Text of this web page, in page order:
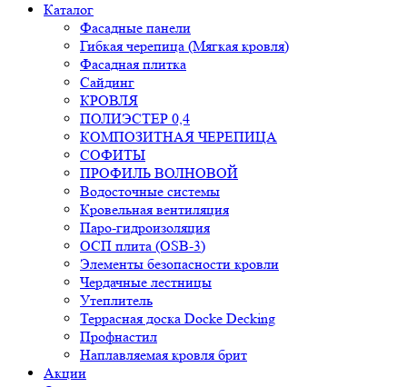
Каталог
Фасадные панели
Гибкая черепица (Мягкая кровля)
Фасадная плитка
Сайдинг
КРОВЛЯ
ПОЛИЭСТЕР 0,4
КОМПОЗИТНАЯ ЧЕРЕПИЦА
СОФИТЫ
ПРОФИЛЬ ВОЛНОВОЙ
Водосточные системы
Кровельная вентиляция
Паро-гидроизоляция
ОСП плита (OSB-3)
Элементы безопасности кровли
Чердачные лестницы
Утеплитель
Террасная доска Docke Decking
Профнастил
Наплавляемая кровля брит
Акции